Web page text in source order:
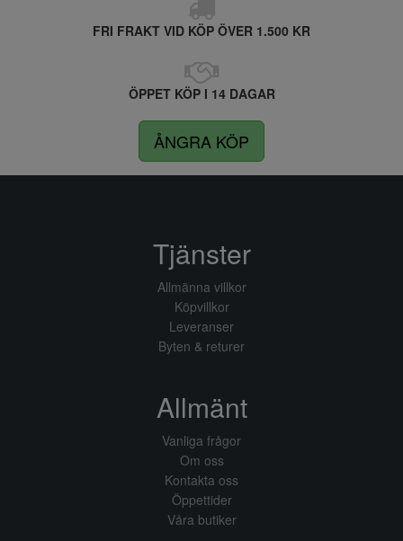
FRI FRAKT VID KÖP ÖVER 1.500 KR
ÖPPET KÖP I 14 DAGAR
ÅNGRA KÖP
Tjänster
Allmänna villkor
Köpvillkor
Leveranser
Byten & returer
Allmänt
Vanliga frågor
Om oss
Kontakta oss
Öppettider
Våra butiker